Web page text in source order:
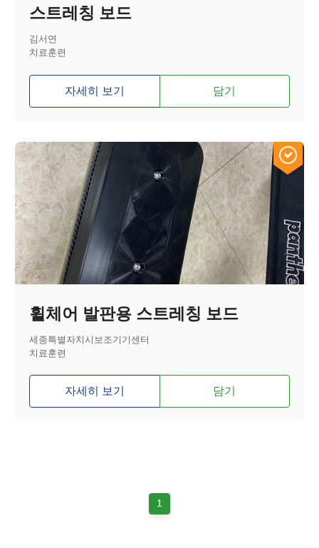
스트레칭 보드
김서연
치료훈련
자세히 보기 담기
휠체어 발판용 스트레칭 보드
세종특별자치시보조기기센터
치료훈련
자세히 보기 담기
1